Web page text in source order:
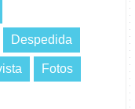
Despedida
Fotos